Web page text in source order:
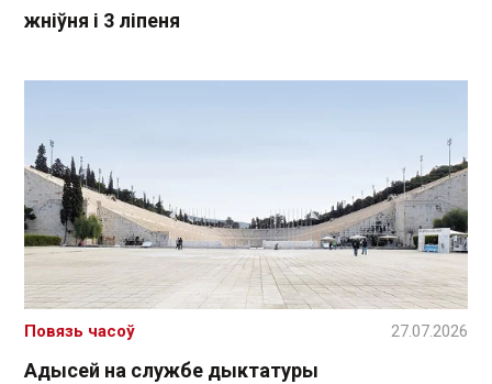
жніўня і 3 ліпеня
Адысей на службе дыктатуры
Повязь часоў 27.07.2026